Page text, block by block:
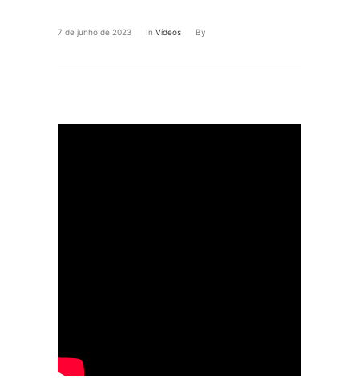
7 de junho de 2023 In Vídeos By